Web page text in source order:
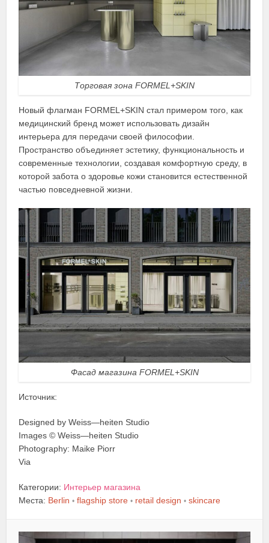
Торговая зона FORMEL+SKIN
Новый флагман FORMEL+SKIN стал примером того, как
медицинский бренд может использовать дизайн
интерьера для передачи своей философии.
Пространство объединяет эстетику, функциональность и
современные технологии, создавая комфортную среду, в
которой забота о здоровье кожи становится естественной
частью повседневной жизни.
Фасад магазина FORMEL+SKIN
Источник:
Designed by Weiss—heiten Studio
Images © Weiss—heiten Studio
Photography: Maike Piorr
Via
Категории: Интерьер магазина
Места: Berlin • flagship store • retail design • skincare